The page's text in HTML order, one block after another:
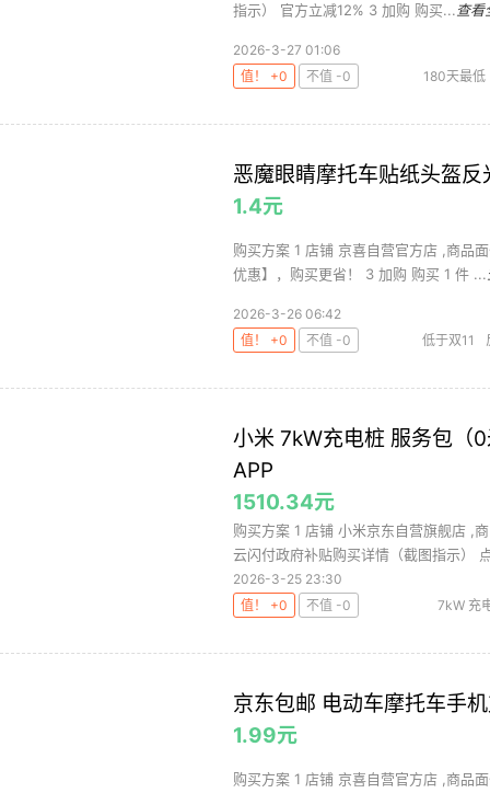
指示） 官方立减12% 3 加购 购买... 查看
2026-3-27 01:06
值！ +0
不值 -0 180天最低
恶魔眼睛摩托车贴纸头盔
1.4元
购买方案 1 店铺 京喜自营官方店 ,商品
优惠】，购买更省！ 3 加购 购买 1 件 ...
2026-3-26 06:42
值！ +0
不值 -0 低于双11
小米 7kW充电桩 服务包（
APP
1510.34元
购买方案 1 店铺 小米京东自营旗舰店 ,
云闪付政府补贴购买详情（截图指示）
2026-3-25 23:30
值！ +0
不值 -0
7kW 充
京东包邮 电动车摩托车手
1.99元
购买方案 1 店铺 京喜自营官方店 ,商品